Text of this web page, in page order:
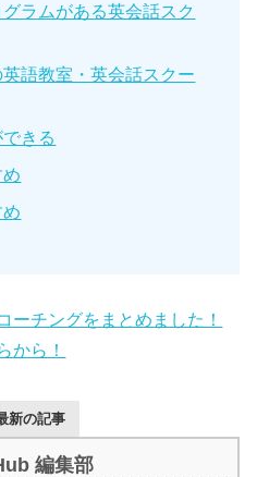
ラムがある英会話スク
語教室・英会話スクー
きる
ーチングをまとめました！
から！
新の記事
編集部